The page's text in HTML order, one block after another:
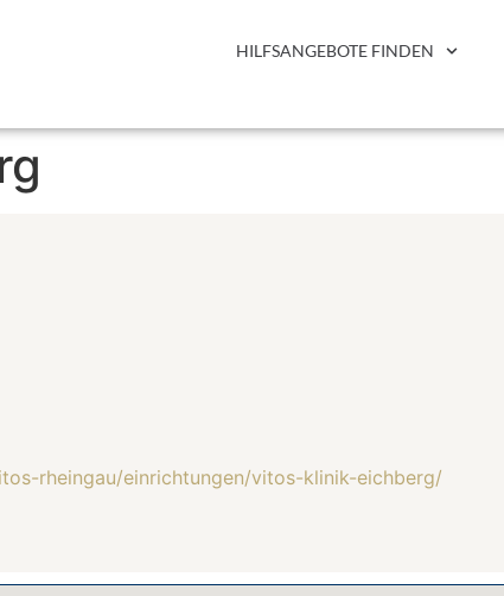
HILFSANGEBOTE FINDEN
rheingau/einrichtungen/vitos-klinik-eichberg/